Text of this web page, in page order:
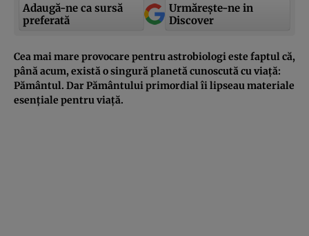
Adaugă-ne ca sursă
preferată
Urmărește-ne in
Discover
Cea mai mare provocare pentru astrobiologi este faptul că,
până acum, există o singură planetă cunoscută cu viață:
Pământul. Dar Pământului primordial îi lipseau materiale
esențiale pentru viață.